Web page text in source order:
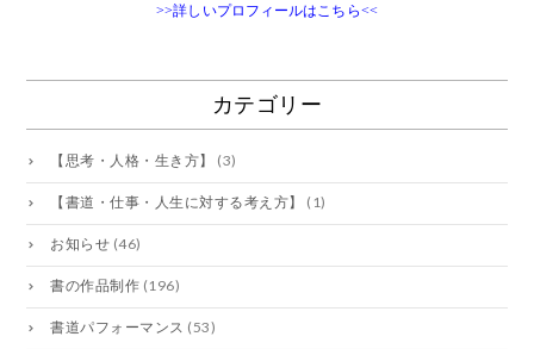
>>詳しいプロフィールはこちら<<
カテゴリー
【思考・人格・生き方】 (3)
【書道・仕事・人生に対する考え方】 (1)
お知らせ (46)
書の作品制作 (196)
書道パフォーマンス (53)